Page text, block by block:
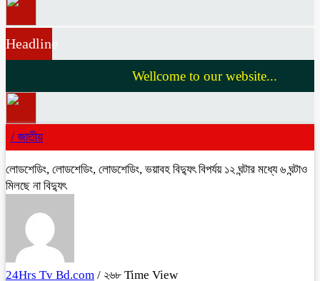
Headline
Wellcome to our website...
/ জাতীয়
লোডশেডিং, লোডশেডিং, লোডশেডিং, ভয়াবহ বিদ্যুৎ বিপর্যয় ১২ ঘন্টার মধ্যে ৬ ঘন্টাও
মিলছে না বিদ্যুৎ
24Hrs Tv Bd.com / ২৬৮ Time View